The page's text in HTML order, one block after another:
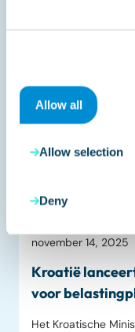
Allow all
Allow selection
Deny
Liveblog
november 14, 2025
Kroatië
voor
Het Kroatische